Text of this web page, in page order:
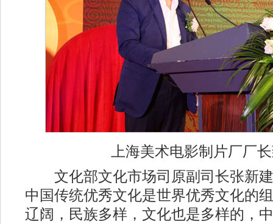
上海美术电影制片厂厂
文化部文化市场司原副司长张新建
中国传统优秀文化是世界优秀文化的
辽阔，民族多样，文化也是多样的，